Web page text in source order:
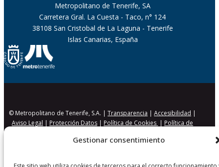
Gestionar consentimiento
Metropolitano de Tenerife, SA
Carretera Gral. La Cuesta - Taco, n° 124
38108 San Cristobal de La Laguna - Tenerife
Islas Canarias, España
© Metropolitano de Tenerife, S.A. |Transparencia |Accesibilidad |
Aviso Legal | Protección Datos | Política de Cookies | Política de